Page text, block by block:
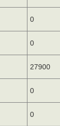
0
0
27900
0
0